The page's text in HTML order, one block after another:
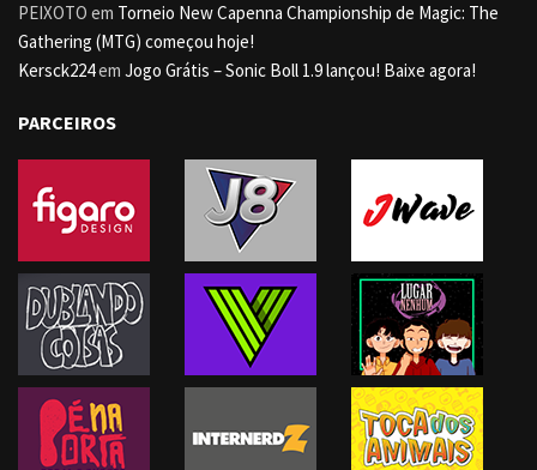
PEIXOTO em Torneio New Capenna Championship de Magic: The
Gathering (MTG) começou hoje!
Kersck224em Jogo Grátis – Sonic Boll 1.9 lançou! Baixe agora!
PARCEIROS